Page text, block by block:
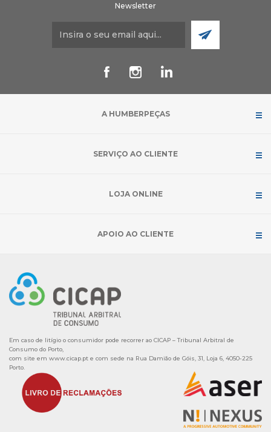
Newsletter
A HUMBERPEÇAS
SERVIÇO AO CLIENTE
LOJA ONLINE
APOIO AO CLIENTE
Em caso de litígio o consumidor pode recorrer ao CICAP – Tribunal Arbitral de
Consumo do Porto,
com site em www.cicap.pt e com sede na Rua Damião de Góis, 31, Loja 6, 4050-225
Porto.